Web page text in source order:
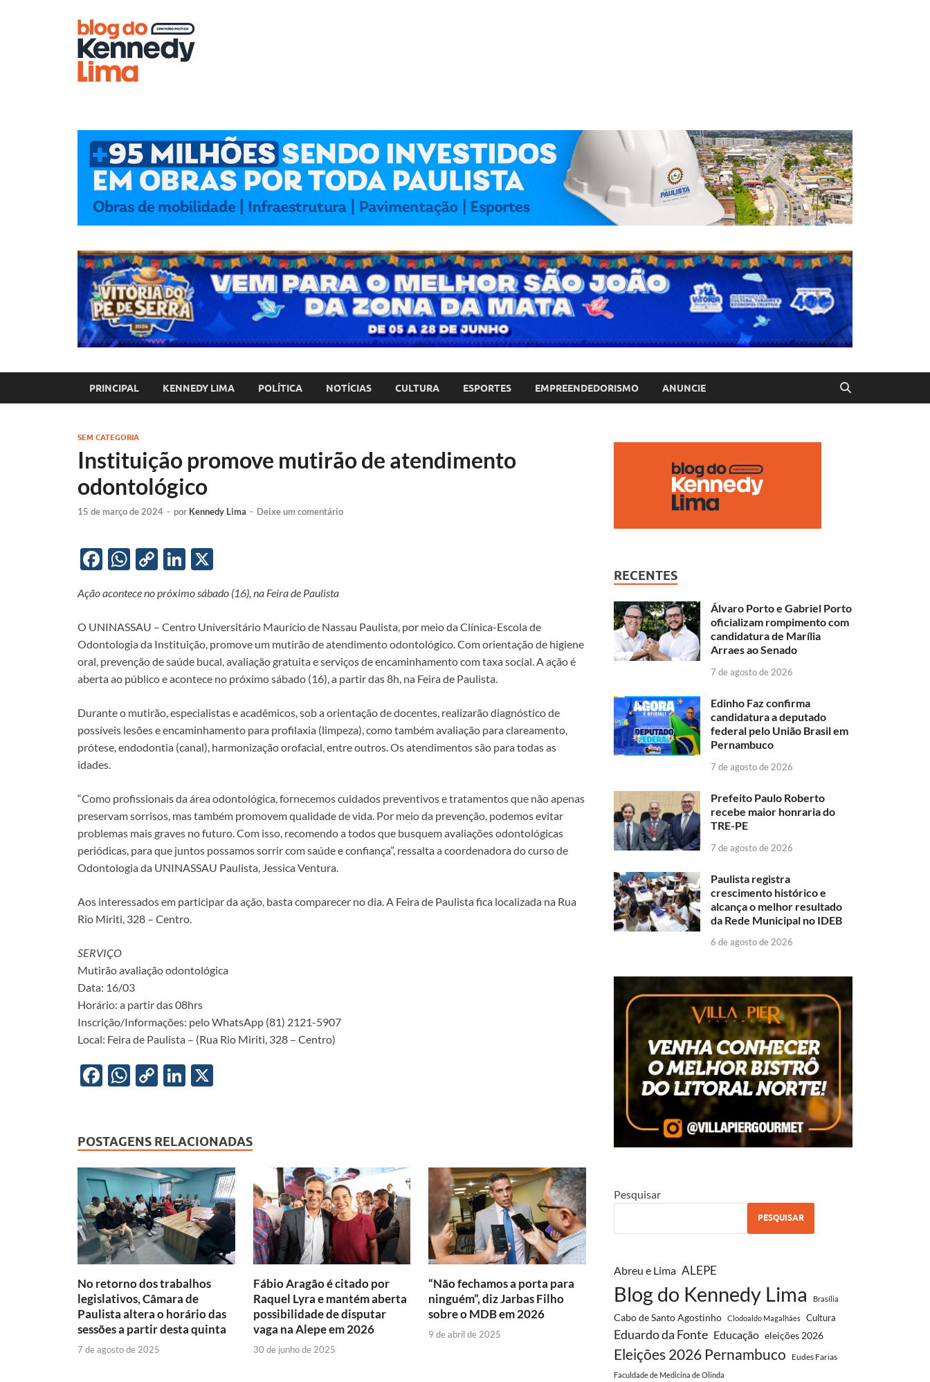
PRINCIPAL KENNEDY LIMA POLÍTICA NOTÍCIAS CULTURA ESPORTES EMPREENDEDORISMO ANUNCIE
SEM CATEGORIA
Instituição promove mutirão de atendimento
odontológico
15 de março de 2024 - por Kennedy Lima - Deixe um comentário
F
e
b
o
o
k
W
at
s
A
p
p
C
p
y
Li
n
k
Li
k
e
dI
n
Ação acontece no próximo sábado (16), na Feira de Paulista
O UNINASSAU – Centro Universitário Maurício de Nassau Paulista, por meio da Clínica-Escola de
Odontologia da Instituição, promove um mutirão de atendimento odontológico. Com orientação de higiene
oral, prevenção de saúde bucal, avaliação gratuita e serviços de encaminhamento com taxa social. A ação é
aberta ao público e acontece no próximo sábado (16), a partir das 8h, na Feira de Paulista.
Durante o mutirão, especialistas e acadêmicos, sob a orientação de docentes, realizarão diagnóstico de
possíveis lesões e encaminhamento para profilaxia (limpeza), como também avaliação para clareamento,
prótese, endodontia (canal), harmonização orofacial, entre outros. Os atendimentos são para todas as
idades.
“Como profissionais da área odontológica, fornecemos cuidados preventivos e tratamentos que não apenas
preservam sorrisos, mas também promovem qualidade de vida. Por meio da prevenção, podemos evitar
problemas mais graves no futuro. Com isso, recomendo a todos que busquem avaliações odontológicas
periódicas, para que juntos possamos sorrir com saúde e confiança”, ressalta a coordenadora do curso de
Odontologia da UNINASSAU Paulista, Jessica Ventura.
Aos interessados em participar da ação, basta comparecer no dia. A Feira de Paulista fica localizada na Rua
Rio Miriti, 328 – Centro.
SERVIÇO
Mutirão avaliação odontológica
Data: 16/03
Horário: a partir das 08hrs
Inscrição/Informações: pelo WhatsApp (81) 2121-5907
Local: Feira de Paulista – (Rua Rio Miriti, 328 – Centro)
F
b
o
o
k
W
s
A
p
p
C
y
Li
n
k
Li
e
dI
n
POSTAGENS RELACIONADAS
No retorno dos trabalhos
legislativos, Câmara de
Paulista altera o horário das
sessões a partir desta quinta
7 de agosto de 2025
Fábio Aragão é citado por
Raquel Lyra e mantém aberta
possibilidade de disputar
vaga na Alepe em 2026
30 de junho de 2025
“Não fechamos a porta para
ninguém”, diz Jarbas Filho
sobre o MDB em 2026
9 de abril de 2025
RECENTES
Álvaro Porto e Gabriel Porto
oficializam rompimento com
candidatura de Marília
Arraes ao Senado
7 de agosto de 2026
Edinho Faz confirma
candidatura a deputado
federal pelo União Brasil em
Pernambuco
7 de agosto de 2026
Prefeito Paulo Roberto
recebe maior honraria do
TRE-PE
7 de agosto de 2026
Paulista registra
crescimento histórico e
alcança o melhor resultado
da Rede Municipal no IDEB
6 de agosto de 2026
Pesquisar
PESQUISAR
Abreu e Lima ALEPE
Blog do Kennedy Lima Brasília
Cabo de Santo Agostinho Clodoaldo Magalhães Cultura
Eduardo da Fonte Educação eleições 2026
Eleições 2026 Pernambuco Eudes Farias
Faculdade de Medicina de Olinda